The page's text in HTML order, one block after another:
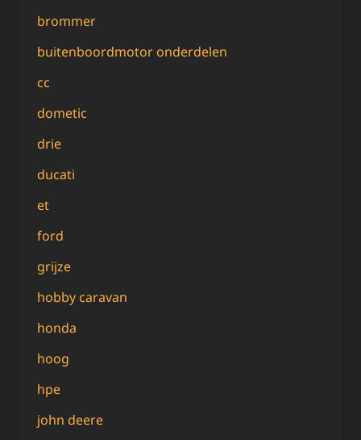
brommer
buitenboordmotor onderdelen
cc
dometic
drie
ducati
et
ford
grijze
hobby caravan
honda
hoog
hpe
john deere